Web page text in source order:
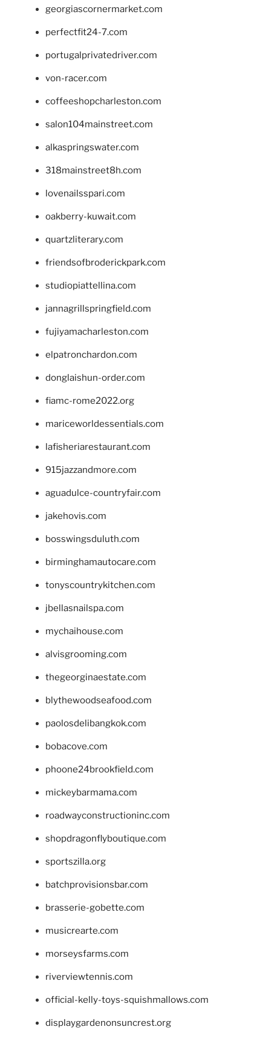
georgiascornermarket.com
perfectfit24-7.com
portugalprivatedriver.com
von-racer.com
coffeeshopcharleston.com
salon104mainstreet.com
alkaspringswater.com
318mainstreet8h.com
lovenailsspari.com
oakberry-kuwait.com
quartzliterary.com
friendsofbroderickpark.com
studiopiattellina.com
jannagrillspringfield.com
fujiyamacharleston.com
elpatronchardon.com
donglaishun-order.com
fiamc-rome2022.org
mariceworldessentials.com
lafisheriarestaurant.com
915jazzandmore.com
aguadulce-countryfair.com
jakehovis.com
bosswingsduluth.com
birminghamautocare.com
tonyscountrykitchen.com
jbellasnailspa.com
mychaihouse.com
alvisgrooming.com
thegeorginaestate.com
blythewoodseafood.com
paolosdelibangkok.com
bobacove.com
phoone24brookfield.com
mickeybarmama.com
roadwayconstructioninc.com
shopdragonflyboutique.com
sportszilla.org
batchprovisionsbar.com
brasserie-gobette.com
musicrearte.com
morseysfarms.com
riverviewtennis.com
official-kelly-toys-squishmallows.com
displaygardenonsuncrest.org